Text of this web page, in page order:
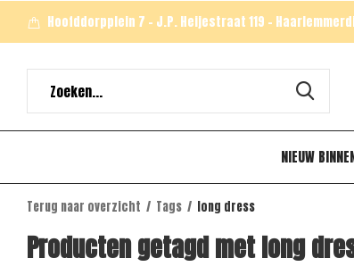
NIEUW
Hoofddorpplein 7 - J.P. Heijestraat 119 -
Terug naar overzicht Tags long dress
Producten getagd met long